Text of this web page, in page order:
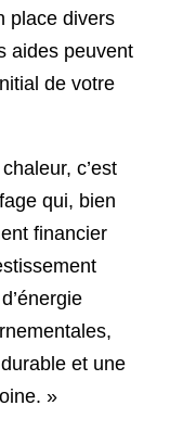
place divers
aides peuvent
de votre
c’est
qui, bien
financier
et une
»